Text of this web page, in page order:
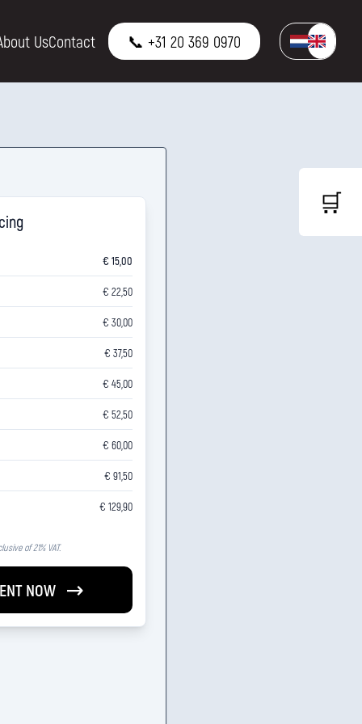
UsContact 📞 +31 20 369 0970
€ 15,00
€ 22,50
€ 30,00
€ 37,50
€ 45,00
€ 52,50
€ 60,00
€ 91,50
€ 129,90
of 21% VAT.
NOW
🛒